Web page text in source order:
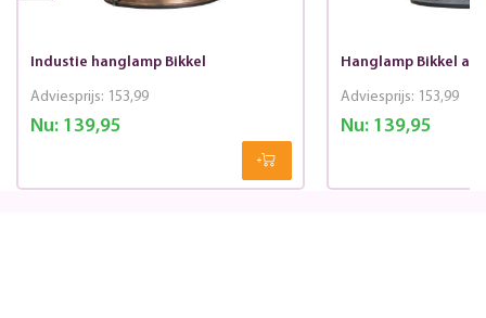
Industie hanglamp Bikkel
Nu:139,95
Adviesprijs: 153,99
Hanglamp Bikkel
Nu:139,95
Adviesprijs: 153,99